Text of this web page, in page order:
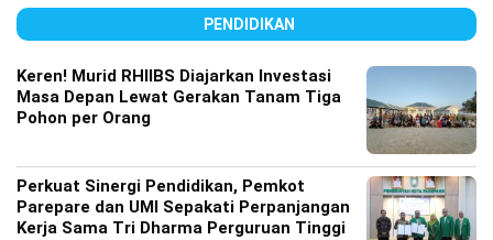
PENDIDIKAN
Keren! Murid RHIIBS Diajarkan Investasi
Masa Depan Lewat Gerakan Tanam Tiga
Pohon per Orang
Perkuat Sinergi Pendidikan, Pemkot
Parepare dan UMI Sepakati Perpanjangan
Kerja Sama Tri Dharma Perguruan Tinggi